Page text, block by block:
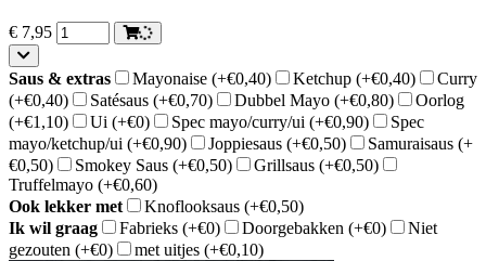
€ 7,95
Saus & extras Mayonaise (+€0,40) Ketchup (+€0,40)
Curry
(+€0,40)
Satésaus (+€0,70) Dubbel Mayo (+€0,80)
Oorlog
(+€1,10)
Ui (+€0) Spec mayo/curry/ui (+€0,90)
Spec
mayo/ketchup/ui (+€0,90) Joppiesaus (+€0,50) Samuraisaus (+
€0,50)
Smokey Saus (+€0,50) Grillsaus (+€0,50)
Truffelmayo (+€0,60)
Ook lekker met
Knoflooksaus (+€0,50)
Ik wil graag
Fabrieks (+€0) Doorgebakken (+€0)
Niet
gezouten (+€0) met uitjes (+€0,10)